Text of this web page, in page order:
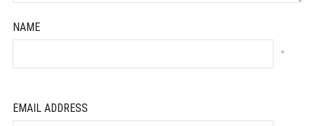
NAME
*
EMAIL ADDRESS